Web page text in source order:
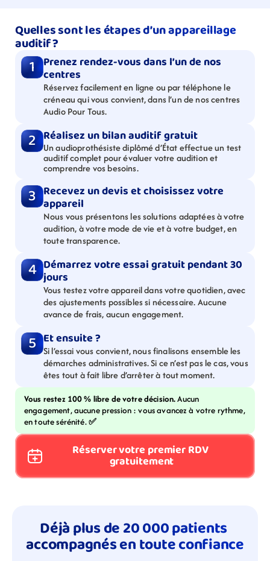
Quelles sont les étapes d’un appareillage
auditif ?
1 Prenez rendez-vous dans l’un de nos
centres
Réservez facilement en ligne ou par téléphone le
créneau qui vous convient, dans l’un de nos centres
Audio Pour Tous.
2 Réalisez un bilan auditif gratuit
Un audioprothésiste diplômé d’État effectue un test
auditif complet pour évaluer votre audition et
comprendre vos besoins.
3 Recevez un devis et choisissez votre
appareil
Nous vous présentons les solutions adaptées à votre
audition, à votre mode de vie et à votre budget, en
toute transparence.
4 Démarrez votre essai gratuit pendant 30
jours
Vous testez votre appareil dans votre quotidien, avec
des ajustements possibles si nécessaire. Aucune
avance de frais, aucun engagement.
5 Et ensuite ?
Si l’essai vous convient, nous finalisons ensemble les
démarches administratives. Si ce n’est pas le cas, vous
êtes tout à fait libre d’arrêter à tout moment.
Vous restez 100 % libre de votre décision. Aucun
engagement, aucune pression : vous avancez à votre rythme,
en toute sérénité. ✅
Réserver votre premier RDV
gratuitement
Déjà plus de 20 000 patients
accompagnés en toute confiance